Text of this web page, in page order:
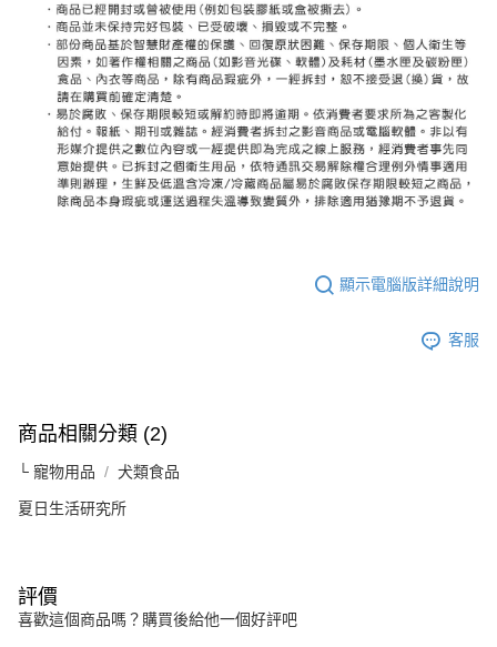
顯示電腦版詳細說明
客服
商品相關分類 (2)
└ 寵物用品 犬類食品
夏日生活研究所
評價
喜歡這個商品嗎？購買後給他一個好評吧